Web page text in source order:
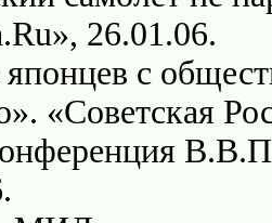
26.01.06.
японцев с
«Советская